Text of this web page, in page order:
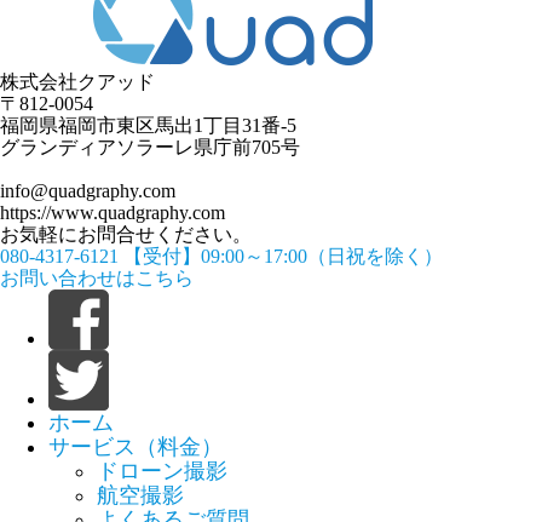
株式会社クアッド
〒812-0054
​福岡県福岡市東区馬出1丁目31番-5
グランディアソラーレ県庁前705号
info@quadgraphy.com
https://www.quadgraphy.com
お気軽にお問合せください。
080-4317-6121
【受付】09:00～17:00（日祝を除く）
お問い合わせはこちら
ホーム
サービス（料金）
ドローン撮影
航空撮影